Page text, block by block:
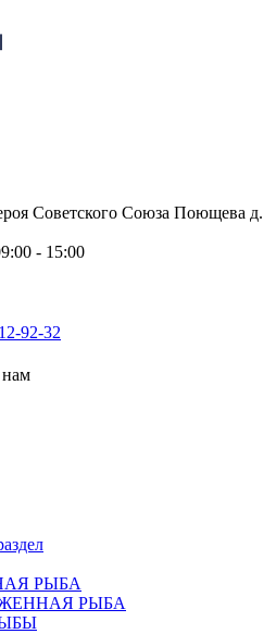
Советского Союза Поющева д.
- 15:00
92-32
РЫБА
РЫБА